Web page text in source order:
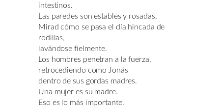
intestinos.
Las paredes son estables y rosadas.
Mirad cómo se pasa el día hincada de
rodillas,
lavándose fielmente.
Los hombres penetran a la fuerza,
retrocediendo como Jonás
dentro de sus gordas madres.
Una mujer es su madre.
Eso es lo más importante.